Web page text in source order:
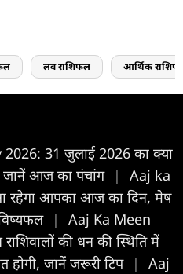
लव राशिफल आर्थिक
31 जुलाई 2026 का क्या
जानें आज का पंचांग |
Aaj ka
रहेगा आपका आज का द‍िन, मेष
|
Aaj Ka Meen
की धन की स्थिति में
होगी, जानें जरूरी टिप |
Aaj